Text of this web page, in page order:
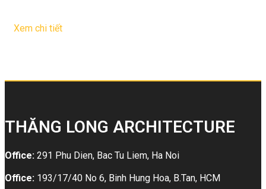
Xem chi tiết
THĂNG LONG ARCHITECTURE
Office: 291 Phu Dien, Bac Tu Liem, Ha Noi
Office: 193/17/40 No 6, Binh Hung Hoa, B.Tan, HCM